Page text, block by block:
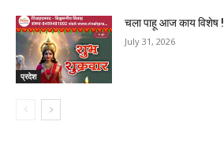
प्रदेश
चला पाहू आज काय विशेष !
July 31, 2026